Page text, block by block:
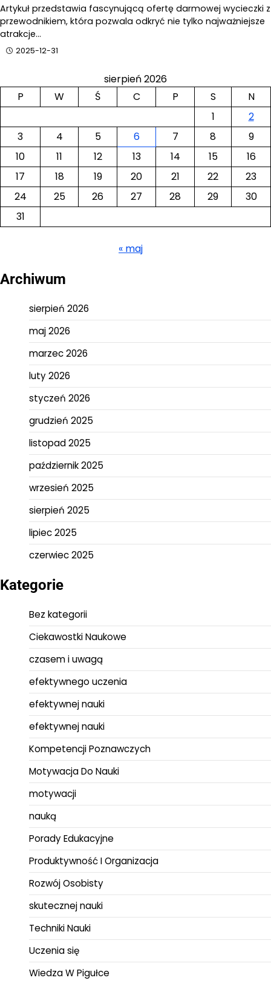
Artykuł przedstawia fascynującą ofertę darmowej wycieczki z
przewodnikiem, która pozwala odkryć nie tylko najważniejsze
atrakcje…
2025-12-31
sierpień 2026
P
W Ś C P S
N
1
2
3
4 5 6 7 8
9
10
11 12 13 14 15
16
17
18 19 20 21 22
23
24
25 26 27 28 29
30
31
« maj
Archiwum
sierpień 2026
maj 2026
marzec 2026
luty 2026
styczeń 2026
grudzień 2025
listopad 2025
październik 2025
wrzesień 2025
sierpień 2025
lipiec 2025
czerwiec 2025
Kategorie
Bez kategorii
Ciekawostki Naukowe
czasem i uwagą
efektywnego uczenia
efektywnej nauki
efektywnej nauki
Kompetencji Poznawczych
Motywacja Do Nauki
motywacji
nauką
Porady Edukacyjne
Produktywność I Organizacja
Rozwój Osobisty
skutecznej nauki
Techniki Nauki
Uczenia się
Wiedza W Pigułce